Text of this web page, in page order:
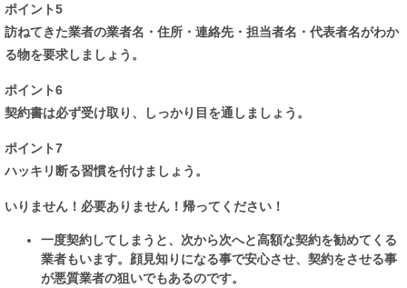
ポイント5
訪ねてきた業者の業者名・住所・連絡先・担当者名・代表者名がわか
る物を要求しましょう。
ポイント6
契約書は必ず受け取り、しっかり目を通しましょう。
ポイント7
ハッキリ断る習慣を付けましょう。
いりません！必要ありません！帰ってください！
一度契約してしまうと、次から次へと高額な契約を勧めてくる
業者もいます。 顔見知りになる事で安心させ、契約をさせる事
が悪質業者の狙いでもあるのです。